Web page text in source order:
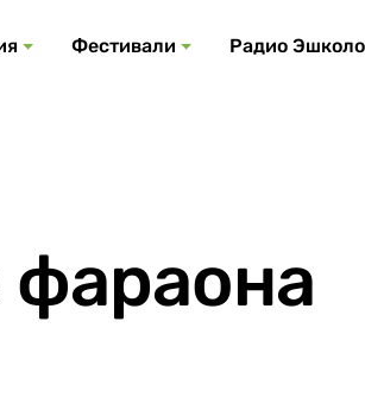
Все темы
Фестивали
Радио
фараона